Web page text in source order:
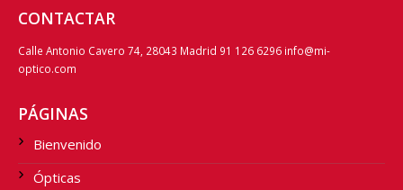
CONTACTAR
Calle Antonio Cavero 74, 28043 Madrid 91 126 6296 info@mi-
optico.com
PÁGINAS
Bienvenido
Ópticas